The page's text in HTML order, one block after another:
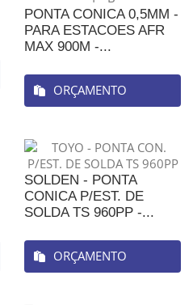
PONTA CONICA 0,5MM -
PARA ESTACOES AFR
MAX 900M -...
ORÇAMENTO
SOLDEN - PONTA
CONICA P/EST. DE
SOLDA TS 960PP -...
ORÇAMENTO